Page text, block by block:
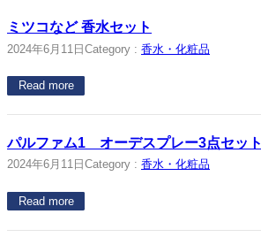
ミツコなど 香水セット
2024年6月11日 Category : 香水・化粧品
Read more
パルファム1 オーデスプレー3点セット
2024年6月11日 Category : 香水・化粧品
Read more